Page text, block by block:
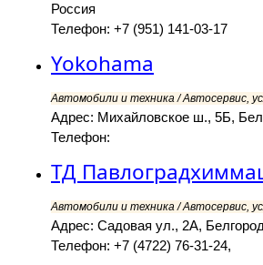
Россия
Телефон: +7 (951) 141-03-17
Yokohama
Автомобили и техника / Автосервис,
Адрес: Михайловское ш., 5Б,
Телефон:
ТД
Автомобили и техника / Автосервис,
Адрес: Садовая ул., 2А,
Телефон: +7 (4722) 76-31-24,